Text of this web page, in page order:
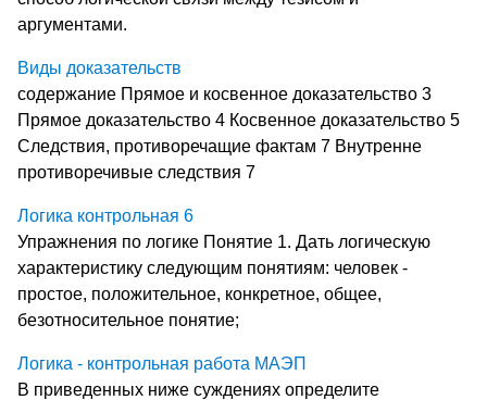
аргументами.
Виды доказательств
содержание Прямое и косвенное доказательство 3
Прямое доказательство 4 Косвенное доказательство 5
Следствия, противоречащие фактам 7 Внутренне
противоречивые следствия 7
Логика контрольная 6
Упражнения по логике Понятие 1. Дать логическую
характеристику следующим понятиям: человек -
простое, положительное, конкретное, общее,
безотносительное понятие;
Логика - контрольная работа МАЭП
В приведенных ниже суждениях определите